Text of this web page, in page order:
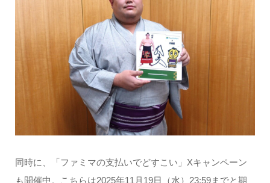
同時に、「ファミマの支払いでどすこい」Xキャンペーン
も開催中。こちらは2025年11月19日（水）23:59までと期